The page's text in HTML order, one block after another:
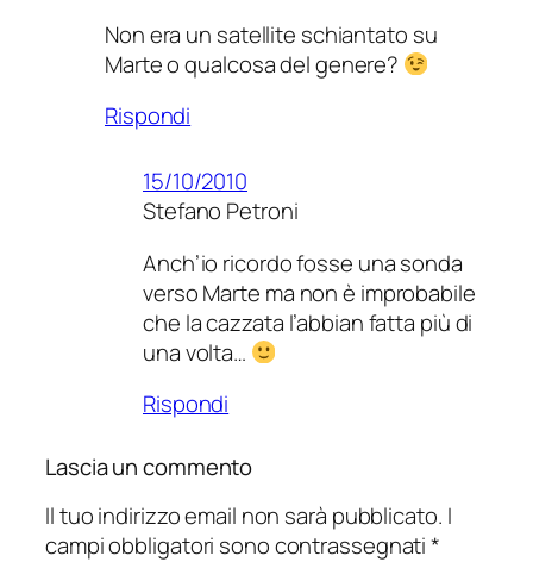
Non era un satellite schiantato su
Marte o qualcosa del genere?
Rispondi
15/10/2010
Stefano Petroni
Anch’io ricordo fosse una sonda
verso Marte ma non è improbabile
che la cazzata l’abbian fatta più di
una volta…
Rispondi
Lascia un commento
Il tuo indirizzo email non sarà pubblicato. I
campi obbligatori sono contrassegnati*